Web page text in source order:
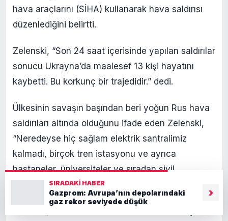
hava araçlarını (SİHA) kullanarak hava saldırısı
düzenlediğini belirtti.
Zelenski, “Son 24 saat içerisinde yapılan saldırılar
sonucu Ukrayna’da maalesef 13 kişi hayatını
kaybetti. Bu korkunç bir trajedidir.” dedi.
Ülkesinin savaşın başından beri yoğun Rus hava
saldırıları altında olduğunu ifade eden Zelenski,
“Neredeyse hiç sağlam elektrik santralimiz
kalmadı, birçok tren istasyonu ve ayrıca
hastaneler, üniversiteler ve sıradan sivil
işletmeler yıkıldı.” diye konuştu.
SIRADAKI HABER
Gazprom: Avrupa’nın depolarındaki
gaz rekor seviyede düşük
›